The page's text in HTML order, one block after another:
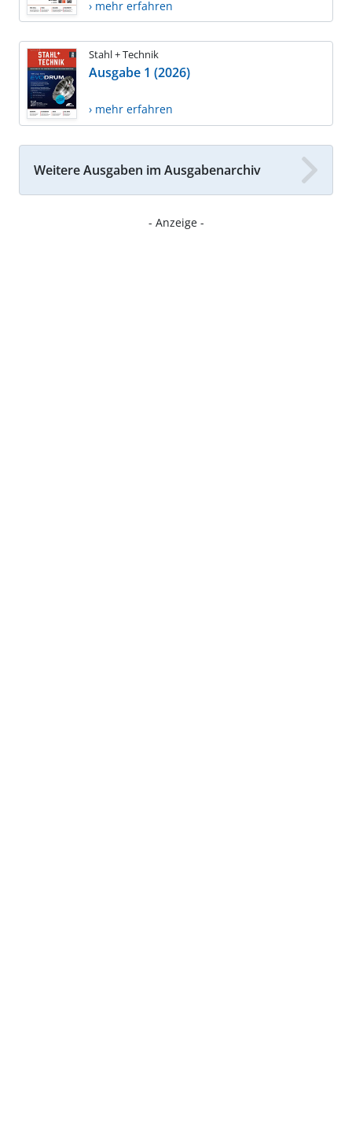
› mehr erfahren
Stahl + Technik
Ausgabe 1 (2026)
› mehr erfahren
Weitere Ausgaben im Ausgabenarchiv
- Anzeige -